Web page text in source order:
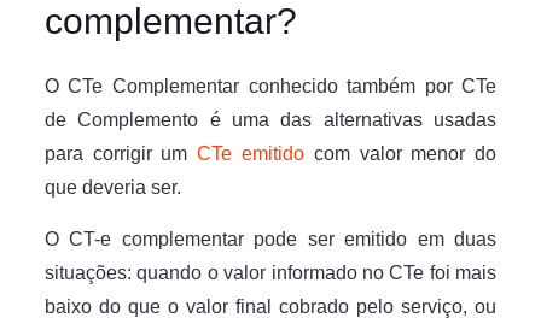
complementar?
O CTe Complementar conhecido também por CTe
de Complemento é uma das alternativas usadas
para corrigir umCTe emitido com valor menor do
que deveria ser.
O CT-e complementar pode ser emitido em duas
situações: quando o valor informado no CTe foi mais
baixo do que o valor final cobrado pelo serviço, ou